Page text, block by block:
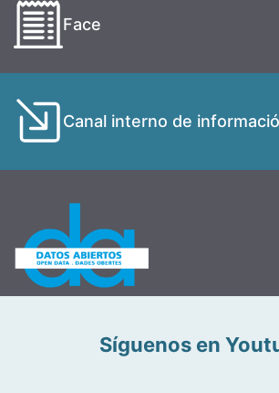
Face
Canal interno de
Síguenos en